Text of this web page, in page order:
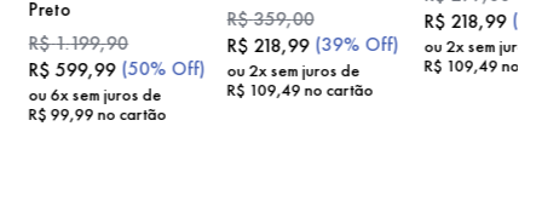
Preto
R$1.199,90
R$ 599,99 (50% Off)
ou 6x sem juros de
R$ 99,99no cartão
R$359,00
R$ 218,99 (39% Off)
ou2x sem juros de
R$ 109,49no cartão
R$ 218,99 (
ou 2x sem juros
R$ 109,49no